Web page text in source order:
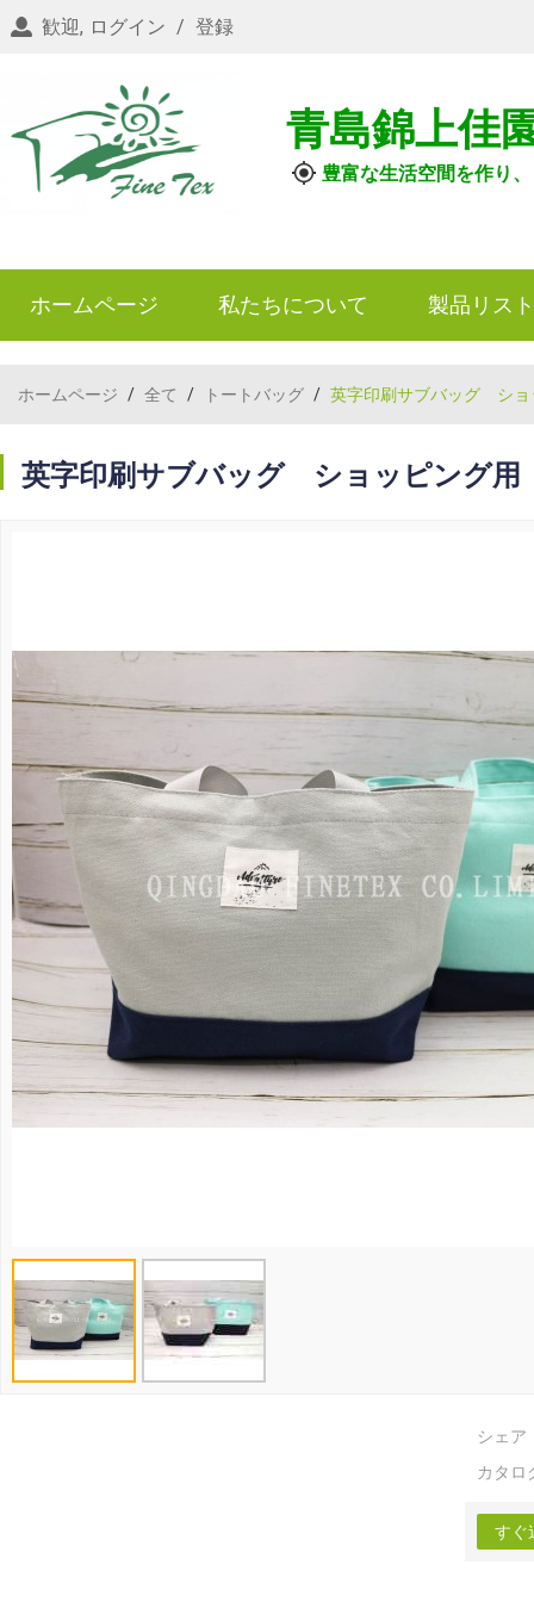
歓迎, ログイン / 登録
青島錦上佳
豊富な生活空間を作り
ホームページ 私たちについて 製品リスト
ホームページ / 全て / トートバッグ / 英字印刷サブバッグ シ
英字印刷サブバッグ ショッピング
シェア
カタロ
すぐ